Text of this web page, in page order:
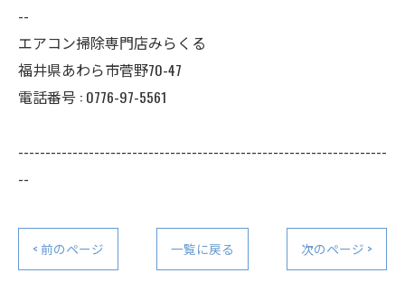
--
エアコン掃除専門店みらくる
福井県あわら市菅野70-47
電話番号 : 0776-97-5561
--------------------------------------------------------------------
--
< 前のページ 一覧に戻る 次のページ >